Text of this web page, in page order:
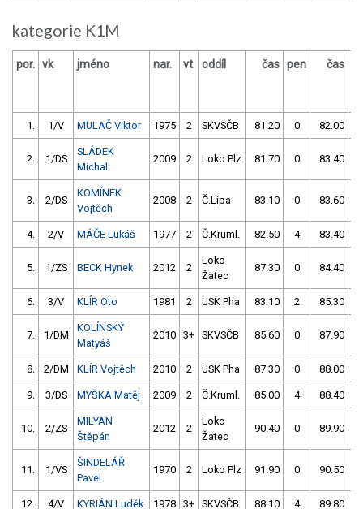
kategorie K1M
por. vk jméno nar. vt oddíl čas pen čas
1. 1/V MULAČ Viktor 1975 2 SKVSČB 81.20 0 82.00
2. 1/DS
SLÁDEK
Michal
2009 2 Loko Plz 81.70 0 83.40
3. 2/DS
KOMÍNEK
Vojtěch
2008 2 Č.Lípa 83.10 0 83.60
4. 2/V MÁČE Lukáš 1977 2 Č.Kruml. 82.50 4 83.40
5. 1/ZS BECK Hynek 2012 2
Loko
Žatec
87.30 0 84.40
6. 3/V KLÍR Oto 1981 2 USK Pha 83.10 2 85.30
7. 1/DM
KOLÍNSKÝ
Matyáš
2010 3+ SKVSČB 85.60 0 87.90
8. 2/DM KLÍR Vojtěch 2010 2 USK Pha 87.30 0 88.00
9. 3/DS MYŠKA Matěj 2009 2 Č.Kruml. 85.00 4 88.40
10. 2/ZS
MILYAN
Štěpán
2012 2
Loko
Žatec
90.40 0 89.90
11. 1/VS
ŠINDELÁŘ
Pavel
1970 2 Loko Plz 91.90 0 90.50
12. 4/V KYRIÁN Luděk 1978 3+ SKVSČB 88.10 4 89.80